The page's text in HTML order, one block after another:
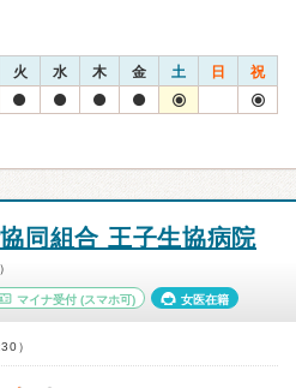
火 水 木 金 土 日 祝
同組合 王子生協病院
マイナ受付 (スマホ可) 女医在籍
）